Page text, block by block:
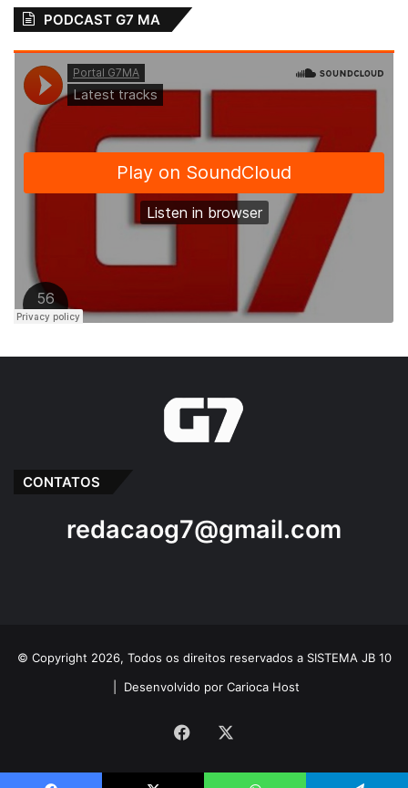
PODCAST G7 MA
CONTATOS
redacaog7@gmail.com
© Copyright 2026, Todos os direitos reservados a SISTEMA JB 10
Desenvolvido por Carioca Host
Facebook